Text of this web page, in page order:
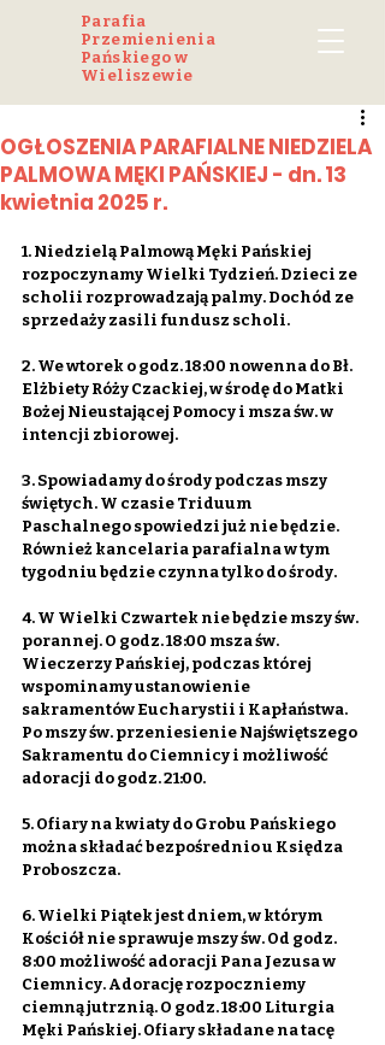
Parafia
Przemienienia
Pańskiego w
Wieliszewie
OGŁOSZENIA PARAFIALNE NIEDZIELA
PALMOWA MĘKI PAŃSKIEJ - dn. 13
kwietnia 2025 r.
1. Niedzielą Palmową Męki Pańskiej
rozpoczynamy Wielki Tydzień. Dzieci ze
scholii rozprowadzają palmy. Dochód ze
sprzedaży zasili fundusz scholi.
2. We wtorek o godz. 18:00 nowenna do Bł.
Elżbiety Róży Czackiej, w środę do Matki
Bożej Nieustającej Pomocy i msza św. w
intencji zbiorowej.
3. Spowiadamy do środy podczas mszy
świętych. W czasie Triduum
Paschalnego spowiedzi już nie będzie.
Również kancelaria parafialna w tym
tygodniu będzie czynna tylko do środy.
4. W Wielki Czwartek nie będzie mszy św.
porannej. O godz. 18:00 msza św.
Wieczerzy Pańskiej, podczas której
wspominamy ustanowienie
sakramentów Eucharystii i Kapłaństwa.
Po mszy św. przeniesienie Najświętszego
Sakramentu do Ciemnicy i możliwość
adoracji do godz. 21:00.
5. Ofiary na kwiaty do Grobu Pańskiego
można składać bezpośrednio u Księdza
Proboszcza.
6. Wielki Piątek jest dniem, w którym
Kościół nie sprawuje mszy św. Od godz.
8:00 możliwość adoracji Pana Jezusa w
Ciemnicy. Adorację rozpoczniemy
ciemną jutrznią. O godz. 18:00 Liturgia
Męki Pańskiej. Ofiary składane na tacę